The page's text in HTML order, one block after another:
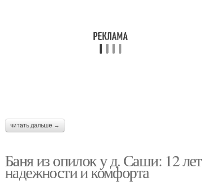
читать дальше →
Баня из опилок у д. Саши: 12 лет
надежности и комфорта